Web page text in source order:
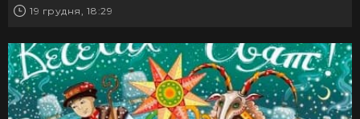
19 грудня, 18:29